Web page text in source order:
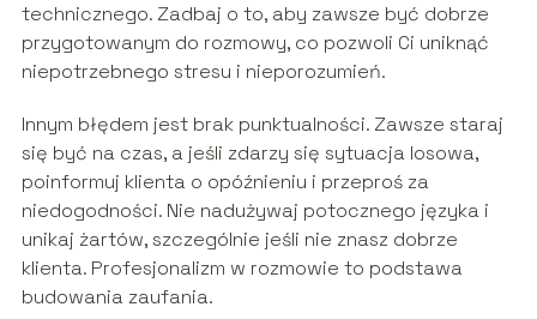
technicznego. Zadbaj o to, aby zawsze być dobrze
przygotowanym do rozmowy, co pozwoli Ci uniknąć
niepotrzebnego stresu i nieporozumień.
Innym błędem jest brak punktualności. Zawsze staraj
się być na czas, a jeśli zdarzy się sytuacja losowa,
poinformuj klienta o opóźnieniu i przeproś za
niedogodności. Nie nadużywaj potocznego języka i
unikaj żartów, szczególnie jeśli nie znasz dobrze
klienta. Profesjonalizm w rozmowie to podstawa
budowania zaufania.